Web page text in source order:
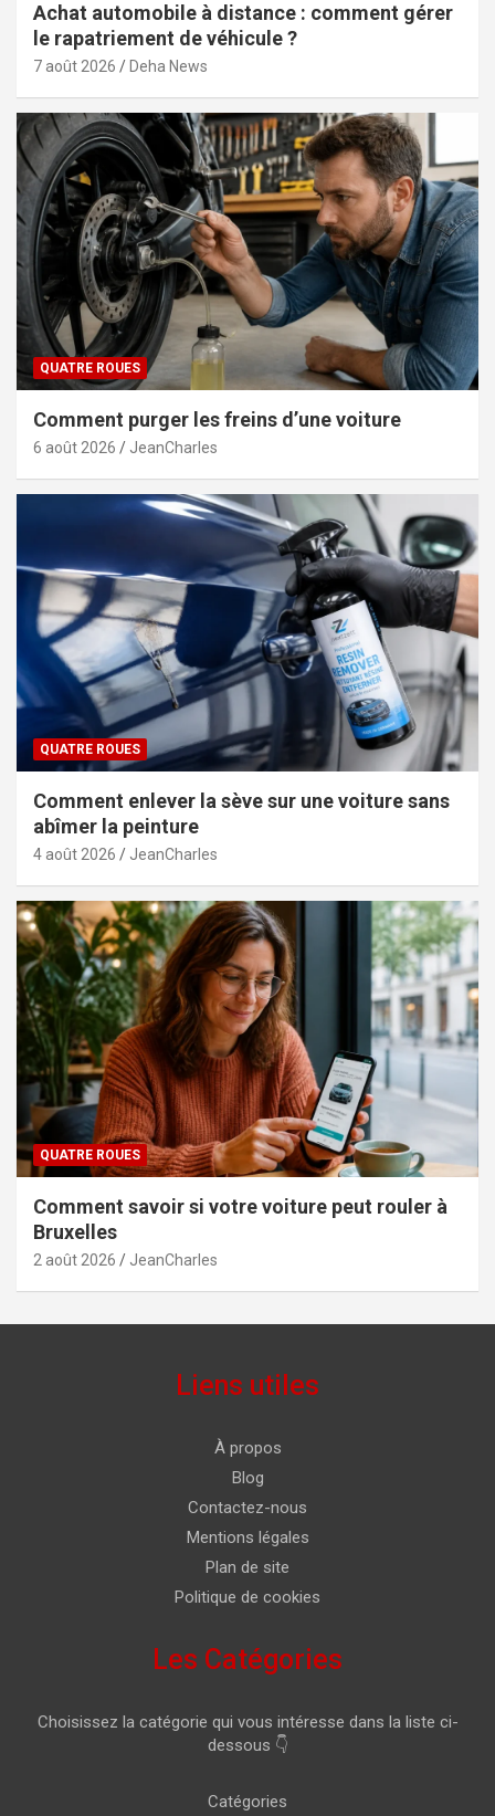
Achat automobile à distance : comment gérer
le rapatriement de véhicule ?
7 août 2026 Deha News
QUATRE ROUES
Comment purger les freins d’une voiture
6 août 2026 JeanCharles
QUATRE ROUES
Comment enlever la sève sur une voiture sans
abîmer la peinture
4 août 2026 JeanCharles
QUATRE ROUES
Comment savoir si votre voiture peut rouler à
Bruxelles
2 août 2026 JeanCharles
Liens utiles
À propos
Blog
Contactez-nous
Mentions légales
Plan de site
Politique de cookies
Les Catégories
Choisissez la catégorie qui vous intéresse dans la liste ci-
dessous 👇
Catégories